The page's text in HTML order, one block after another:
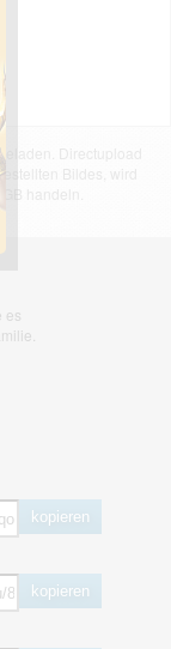
Directupload
Bildes, wird
handeln.
es
kopieren
kopieren